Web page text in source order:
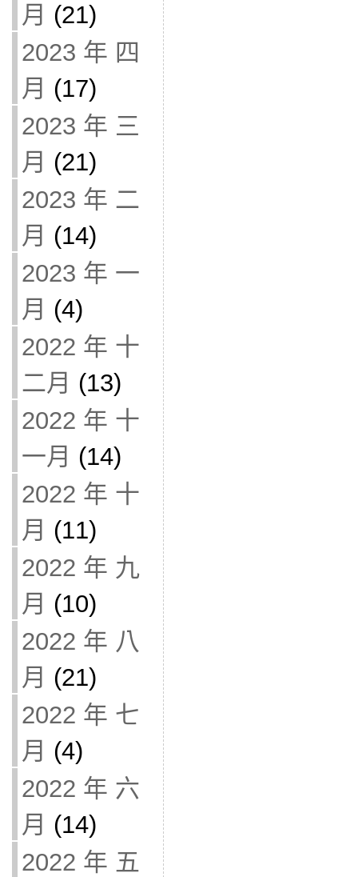
月 (21)
2023 年 四
月 (17)
2023 年 三
月 (21)
2023 年 二
月 (14)
2023 年 一
月 (4)
2022 年 十
二月 (13)
2022 年 十
一月 (14)
2022 年 十
月 (11)
2022 年 九
月 (10)
2022 年 八
月 (21)
2022 年 七
月 (4)
2022 年 六
月 (14)
2022 年 五